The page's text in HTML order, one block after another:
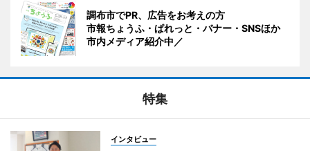
調布市でPR、広告をお考えの方
市報ちょうふ・ぱれっと・バナー・SNSほか
市内メディア紹介中／
特集
インタビュー